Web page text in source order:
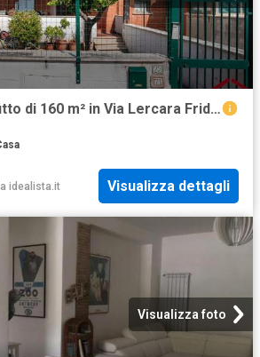
Case e ville in affitto di 160 m² in Via Lercara Friddi, 71
idealista.it Visualizza dettagli
Visualizza foto